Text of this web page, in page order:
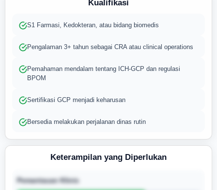
Kualifikasi
S1 Farmasi, Kedokteran, atau bidang biomedis
Pengalaman 3+ tahun sebagai CRA atau clinical operations
Pemahaman mendalam tentang ICH-GCP dan regulasi
BPOM
Sertifikasi GCP menjadi keharusan
Bersedia melakukan perjalanan dinas rutin
Keterampilan yang Diperlukan
Pemantauan Klinis